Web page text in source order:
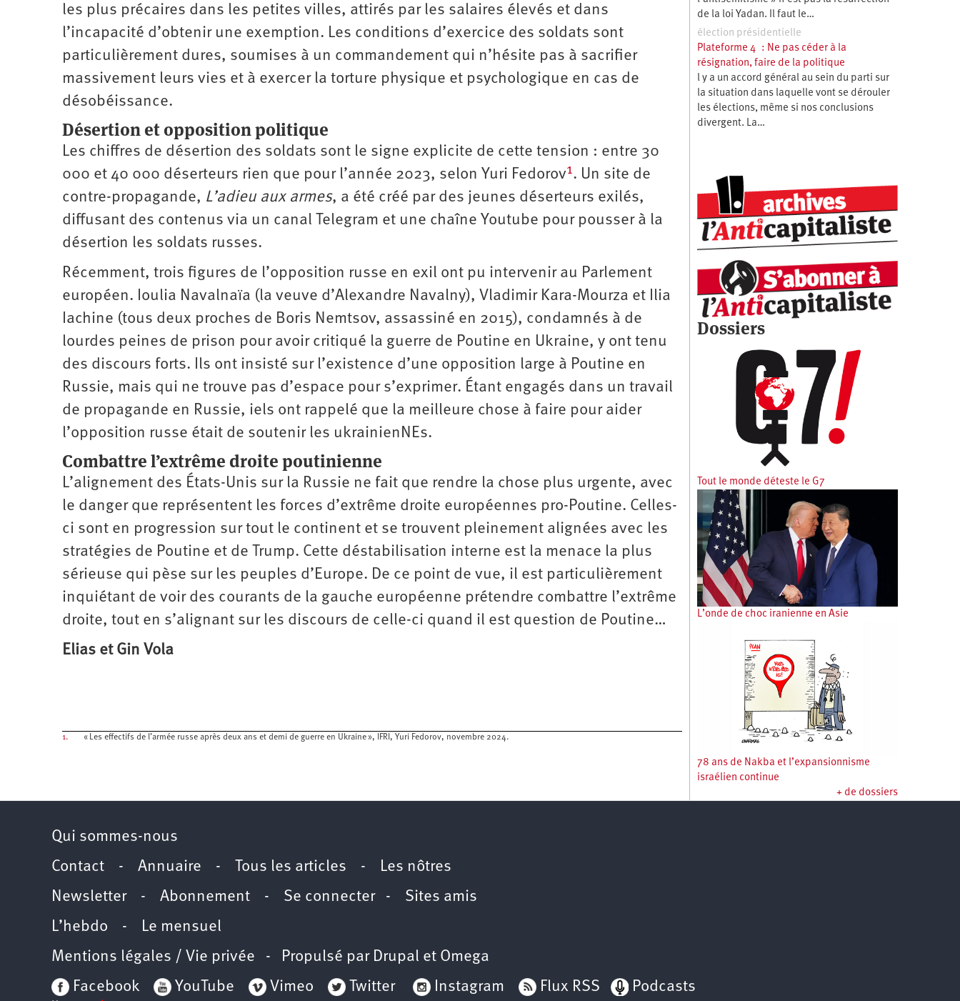
les plus précaires dans les petites villes, attirés par les salaires élevés et dans
l’incapacité d’obtenir une exemption. Les conditions d’exercice des soldats sont
particulièrement dures, soumises à un commandement qui n’hésite pas à sacrifier
massivement leurs vies et à exercer la torture physique et psychologique en cas de
désobéissance.
Désertion et opposition politique
Les chiffres de désertion des soldats sont le signe explicite de cette tension : entre 30
000 et 40 000 déserteurs rien que pour l’année 2023, selon Yuri Fedorov1. Un site de
contre-­propagande, L’adieu aux armes, a été créé par des jeunes déserteurs exilés,
diffusant des contenus via un canal Telegram et une chaîne Youtube pour pousser à la
désertion les soldats russes.
Récemment, trois figures de l’opposition russe en exil ont pu intervenir au Parlement
européen. Ioulia Navalnaïa (la veuve d’Alexandre Navalny), Vladimir Kara-Mourza et Ilia
Iachine (tous deux proches de Boris Nemtsov, assassiné en 2015), condamnés à de
lourdes peines de prison pour avoir critiqué la guerre de Poutine en Ukraine, y ont tenu
des discours forts. Ils ont insisté sur l’existence d’une opposition large à Poutine en
Russie, mais qui ne trouve pas d’espace pour s’exprimer. Étant engagés dans un travail
de propagande en Russie, iels ont rappelé que la meilleure chose à faire pour aider
l’opposition russe était de soutenir les ukrainienNEs.
Combattre l’extrême droite poutinienne
L’alignement des États-Unis sur la Russie ne fait que rendre la chose plus urgente, avec
le danger que représentent les forces d’extrême droite européennes pro-Poutine. Celles-
ci sont en progression sur tout le continent et se trouvent pleinement alignées avec les
stratégies de Poutine et de Trump. Cette déstabilisation interne est la menace la plus
sérieuse qui pèse sur les peuples d’Europe. De ce point de vue, il est particulièrement
inquiétant de voir des courants de la gauche européenne prétendre combattre l’extrême
droite, tout en s’alignant sur les discours de celle-ci quand il est question de Poutine…
Elias et Gin Vola
1. « Les effectifs de l’armée russe après deux ans et demi de guerre en Ukraine », IFRI, Yuri Fedorov, novembre 2024.
de la loi Yadan. Il faut le…
élection présidentielle
Plateforme 4 : Ne pas céder à la
résignation, faire de la politique
l y a un accord général au sein du parti sur
la situation dans laquelle vont se dérouler
les élections, même si nos conclusions
divergent. La…
Dossiers
Tout le monde déteste le G7
L’onde de choc iranienne en Asie
78 ans de Nakba et l’expansionnisme
israélien continue
+ de dossiers
Qui sommes-nous
Contact - Annuaire - Tous les articles - Les nôtres
Newsletter- Abonnement - Se connecter- Sites amis
L’hebdo - Le mensuel
Mentions légales / Vie privée - Propulsé par Drupal et Omega
Facebook
YouTube Vimeo Twitter Instagram Flux RSS Podcasts